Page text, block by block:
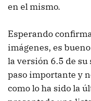
en el mismo.
Esperando
imágenes, es
la versión 6.5 de
paso importante y
como lo ha sido la